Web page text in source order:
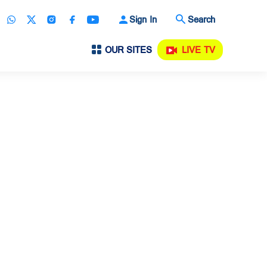
Sign In Search
OUR SITES LIVE TV